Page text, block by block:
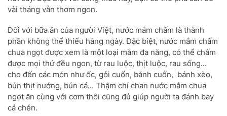
vài tháng vẫn thơm ngon.
Đối với bữa ăn của người Việt, nước mắm chấm là thành
phần không thể thiếu hàng ngày. Đặc biệt, nước mắm chấm
chua ngọt được xem là một loại mắm đa năng, có thể chấm
được mọi thứ đều ngon, từ rau luộc, thịt luộc, rau sống…
cho đến các món như ốc, gỏi cuốn, bánh cuốn, bánh xèo,
bún thịt nướng, bún cá… Thậm chí chan nước mắm chua
ngọt ăn cùng với cơm thôi cũng đủ giúp người ta đánh bay
cả chén.